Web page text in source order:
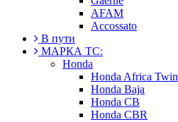
AFAM
Accossato
В пути
МАРКА ТС:
Honda
Honda Africa Twin
Honda Baja
Honda CB
Honda CBR